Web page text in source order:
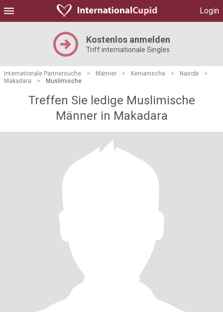
Login
Kostenlos anmelden
Triff internationale Singles
Internationale Partnersuche > Männer > Kenianische > Nairobi
>
Makadara
> Muslimische
Treffen Sie ledige Muslimische
Männer in Makadara